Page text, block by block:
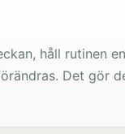
håll rutinen
Det gör